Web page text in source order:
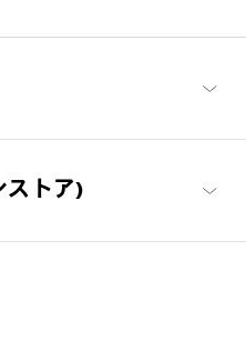
もが楽しめる」をコンセプト
ストア)